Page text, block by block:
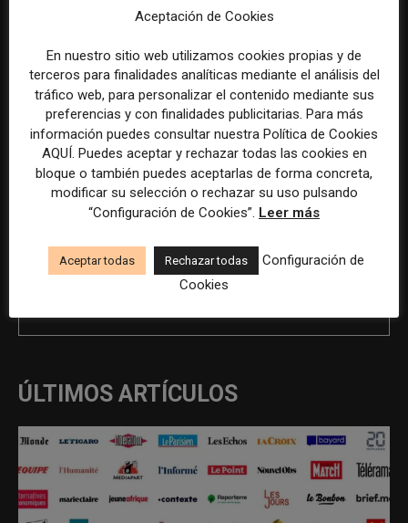
Responsable de comunicación
corporativa, relaciones
públicas y redes sociales en
Pozuelo
Responsable de comunicación
externa en Barcelona
ÚLTIMOS ARTÍCULOS
Aceptación de Cookies
En nuestro sitio web utilizamos cookies propias y de
terceros para finalidades analíticas mediante el análisis del
tráfico web, para personalizar el contenido mediante sus
preferencias y con finalidades publicitarias. Para más
información puedes consultar nuestra Política de Cookies
AQUÍ. Puedes aceptar y rechazar todas las cookies en
bloque o también puedes aceptarlas de forma concreta,
modificar su selección o rechazar su uso pulsando
“Configuración de Cookies”. Leer más
Aceptar todas Rechazar todas
Configuración de
Cookies